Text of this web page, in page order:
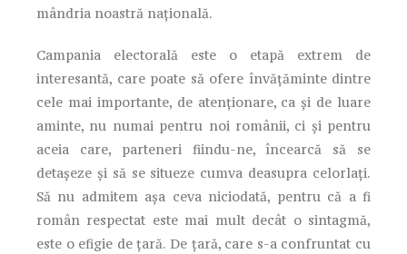
mândria noastră națională.
Campania electorală este o etapă extrem de
interesantă, care poate să ofere învățăminte dintre
cele mai importante, de atenționare, ca și de luare
aminte, nu numai pentru noi românii, ci și pentru
aceia care, parteneri fiindu-ne, încearcă să se
detașeze și să se situeze cumva deasupra celorlați.
Să nu admitem așa ceva niciodată, pentru că a fi
român respectat este mai mult decât o sintagmă,
este o efigie de țară. De țară, care s-a confruntat cu